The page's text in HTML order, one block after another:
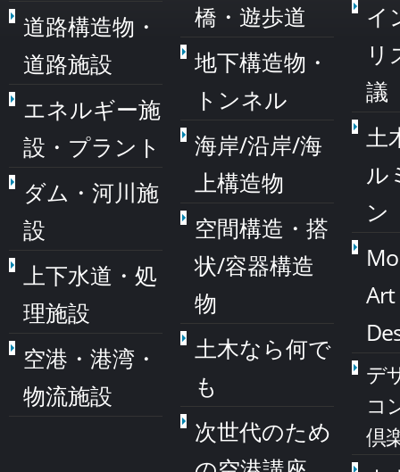
道路構造物・
道路施設
エネルギー施
設・プラント
ダム・河川施
設
上下水道・処
理施設
空港・港湾・
物流施設
橋・遊歩道
地下構造物・
トンネル
海岸/沿岸/海
上構造物
空間構造・搭
状/容器構造
物
土木なら何で
も
次世代のため
イ
リ
議
土
ル
ン
デ
コ
倶